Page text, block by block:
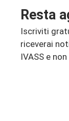
Resta
Iscriviti
riceverai
IVASS e